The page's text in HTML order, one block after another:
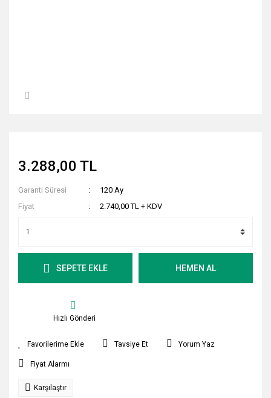
3.288,00 TL
Garanti Süresi
120 Ay
Fiyat
2.740,00 TL + KDV
SEPETE EKLE HEMEN AL
Hızlı Gönderi
Tavsiye Et Yorum Yaz
Fiyat Alarmı
Karşılaştır